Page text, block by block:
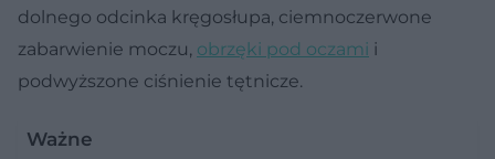
dolnego odcinka kręgosłupa, ciemnoczerwone
zabarwienie moczu, obrzęki pod oczami i
podwyższone ciśnienie tętnicze.
Ważne